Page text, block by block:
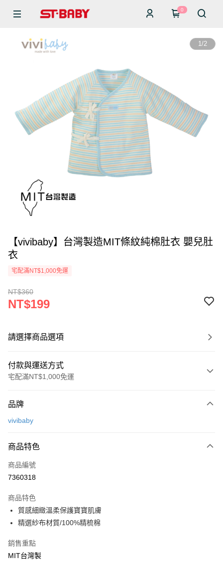
0
1/2
【vivibaby】台灣製造MIT條紋純棉肚衣 嬰兒肚
衣
宅配滿NT$1,000免運
NT$360
NT$199
請選擇商品選項
付款與運送方式
宅配滿NT$1,000免運
信用卡一次付款
街口支付
悠遊付
運送方式
基本宅配
每筆NT$150，滿NT$1,000(含以上)免運費
品牌
vivibaby
商品特色
商品編號
7360318
商品特色
質感細緻溫柔保護寶寶肌膚
精選紗布材質/100%精梳棉
銷售重點
MIT台灣製